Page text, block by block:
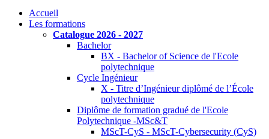
Accueil
Les formations
Catalogue 2026 - 2027
Bachelor
BX - Bachelor of Science de l'Ecole
polytechnique
Cycle Ingénieur
X - Titre d’Ingénieur diplômé de l’École
polytechnique
Diplôme de formation gradué de l'Ecole
Polytechnique -MSc&T
MScT-CyS - MScT-Cybersecurity (CyS)